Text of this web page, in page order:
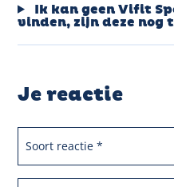
Ik kan geen Vifit
vinden, zijn deze nog
Je reactie
Soort reactie *